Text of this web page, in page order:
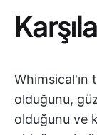
Whimsical'ın
olduğunu,
olduğunu ve